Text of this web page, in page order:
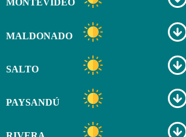
MONTEVIDEO
MALDONADO
SALTO
PAYSANDÚ